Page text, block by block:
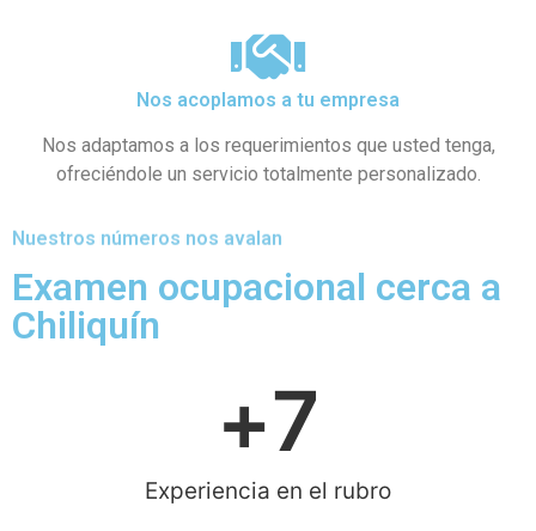
Nos acoplamos a tu empresa
Nos adaptamos a los requerimientos que usted tenga,
ofreciéndole un servicio totalmente personalizado.
Nuestros números nos avalan
Examen ocupacional cerca a
Chiliquín
Experiencia en el rubro
+7